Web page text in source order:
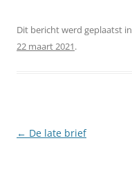
Dit bericht werd geplaatst in
22 maart 2021.
Berichtnavigatie
← De late brief